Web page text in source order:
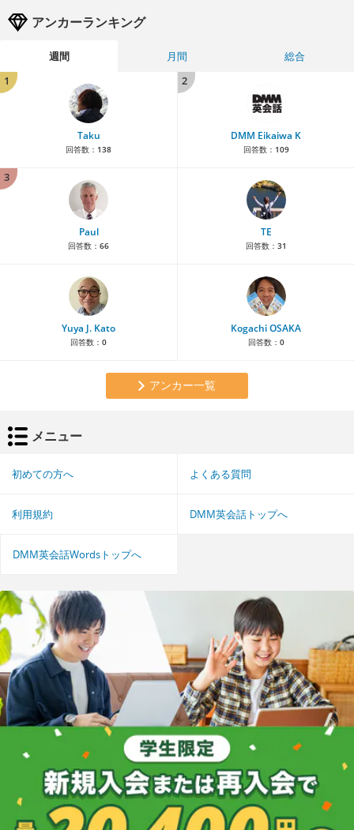
アンカーランキング
週間 月間
総合
1
Taku
回答数： 138
2
DMM Eikaiwa K
回答数： 109
3
Paul
回答数： 66
TE
回答数： 31
Yuya J. Kato
回答数： 0
Kogachi OSAKA
回答数： 0
アンカー一覧
メニュー
初めての方へ よくある質問
利用規約 DMM英会話トップへ
DMM英会話Wordsトップへ